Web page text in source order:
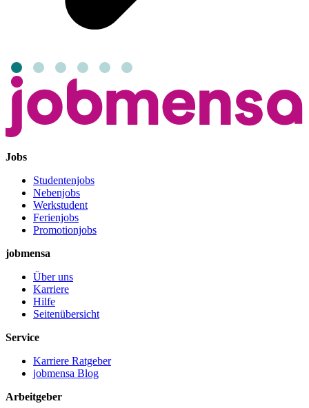
Jobs
Studentenjobs
Nebenjobs
Werkstudent
Ferienjobs
Promotionjobs
jobmensa
Über uns
Karriere
Hilfe
Seitenübersicht
Service
Karriere Ratgeber
jobmensa Blog
Arbeitgeber